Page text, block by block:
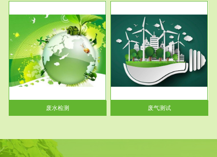
废水检测
服务范围
废气测试
检测范围工业废气检测包括有机
废气和无机废气。有机废气主要
包括...
废气测试